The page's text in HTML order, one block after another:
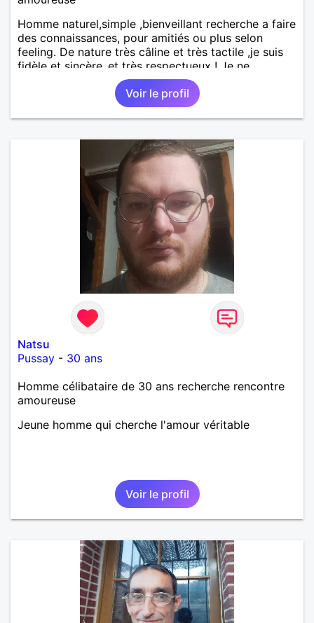
Homme naturel,simple ,bienveillant recherche a faire
des connaissances, pour amitiés ou plus selon
feeling. De nature très câline et très tactile ,je suis
fidèle et sincère.,et très respectueux ! Je ne
supporte pas le mensonge.Rien ne vaut une vraie
rencontre,pour échanger en toute simplicité,j'ai du
mal à prolonger des échanges virtuels Je suis plutôt
attiré par des femmes ayant la cinquantaine ,belles
naturellement ,sans fards ,ni excès A vous de jouer
Mesdames 😉
Voir le profil
Natsu
Pussay - 30 ans
Homme célibataire de 30 ans recherche rencontre
amoureuse
Jeune homme qui cherche l'amour véritable
Voir le profil